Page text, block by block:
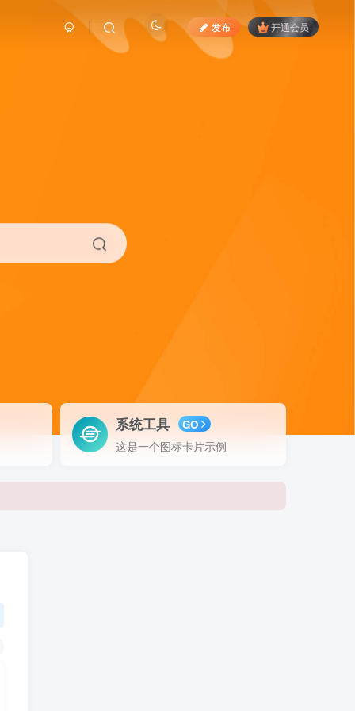
发布 开通会员
系统工具 GO
这是一个图标卡片示例